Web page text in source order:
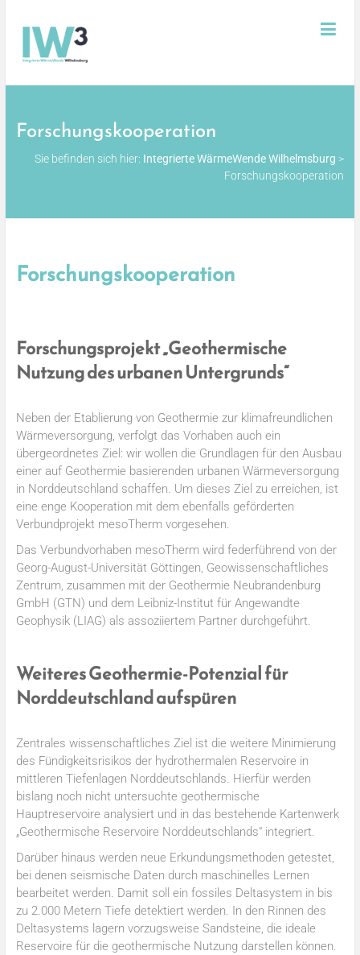
content
Integrierte
WärmeWende
Forschungskooperation
Sie befinden sich hier: Integrierte WärmeWende Wilhelmsburg >
Forschungskooperation
Forschungskooperation
Forschungsprojekt „Geothermische
Nutzung des urbanen Untergrunds“
Neben der Etablierung von Geothermie zur klimafreundlichen
Wärmeversorgung, verfolgt das Vorhaben auch ein
übergeordnetes Ziel: wir wollen die Grundlagen für den Ausbau
einer auf Geothermie basierenden urbanen Wärmeversorgung
in Norddeutschland schaffen. Um dieses Ziel zu erreichen, ist
eine enge Kooperation mit dem ebenfalls geförderten
Verbundprojekt mesoTherm vorgesehen.
Das Verbundvorhaben mesoTherm wird federführend von der
Georg-August-Universität Göttingen, Geowissenschaftliches
Zentrum, zusammen mit der Geothermie Neubrandenburg
GmbH (GTN) und dem Leibniz-Institut für Angewandte
Geophysik (LIAG) als assoziiertem Partner durchgeführt.
Weiteres Geothermie-Potenzial für
Norddeutschland aufspüren
Zentrales wissenschaftliches Ziel ist die weitere Minimierung
des Fündigkeitsrisikos der hydrothermalen Reservoire in
mittleren Tiefenlagen Norddeutschlands. Hierfür werden
bislang noch nicht untersuchte geothermische
Hauptreservoire analysiert und in das bestehende Kartenwerk
„Geothermische Reservoire Norddeutschlands“ integriert.
Darüber hinaus werden neue Erkundungsmethoden getestet,
bei denen seismische Daten durch maschinelles Lernen
bearbeitet werden. Damit soll ein fossiles Deltasystem in bis
zu 2.000 Metern Tiefe detektiert werden. In den Rinnen des
Deltasystems lagern vorzugsweise Sandsteine, die ideale
Reservoire für die geothermische Nutzung darstellen können.